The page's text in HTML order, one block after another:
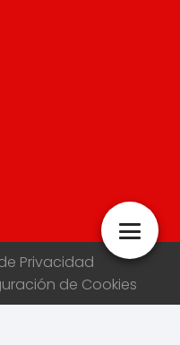
Privacidad
de Cookies